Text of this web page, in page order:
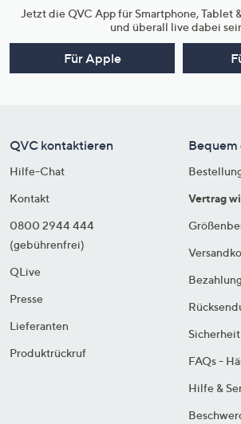
Jetzt die QVC App für Smartphone, Tablet
und überall live dabei
Für Apple
QVC kontaktieren
Hilfe-Chat
Kontakt
0800 2944 444
(gebührenfrei)
QLive
Presse
Lieferanten
Produktrückruf
Bequem
Vertrag
Bezahlung
FAQs -
Hilfe &